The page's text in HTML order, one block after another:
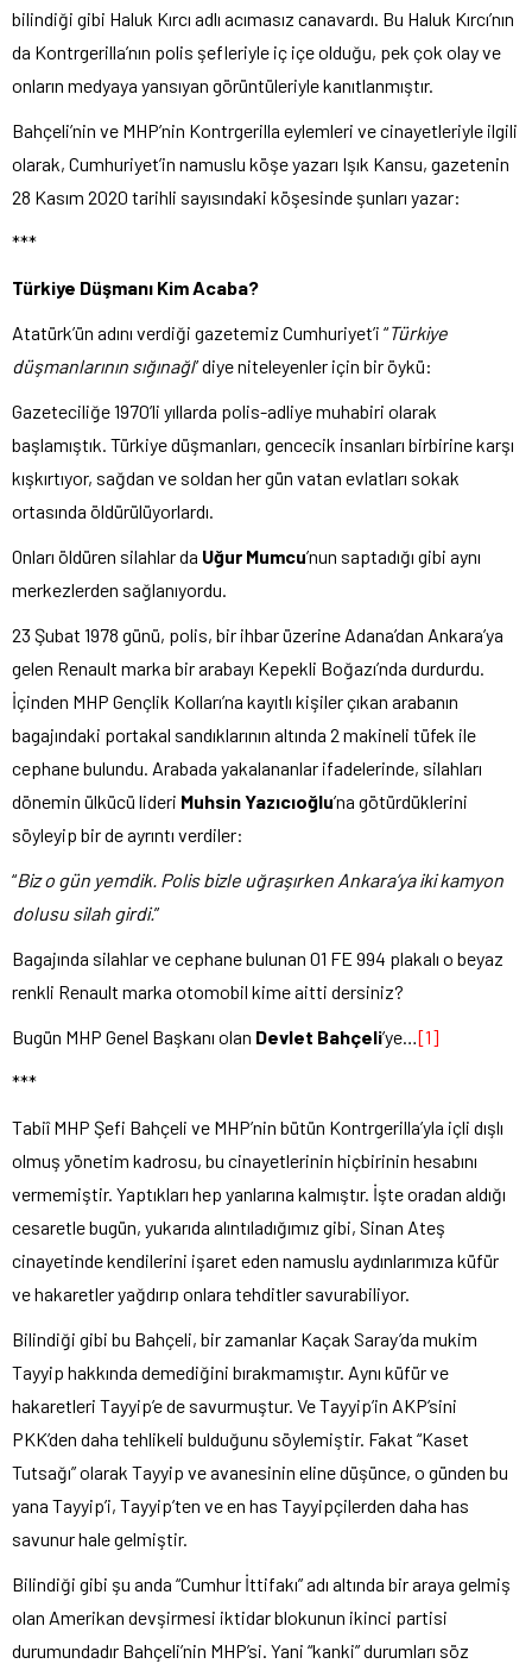
bilindiği gibi Haluk Kırcı adlı acımasız canavardı. Bu Haluk Kırcı’nın
da Kontrgerilla’nın polis şefleriyle iç içe olduğu, pek çok olay ve
onların medyaya yansıyan görüntüleriyle kanıtlanmıştır.
Bahçeli’nin ve MHP’nin Kontrgerilla eylemleri ve cinayetleriyle ilgili
olarak, Cumhuriyet’in namuslu köşe yazarı Işık Kansu, gazetenin
28 Kasım 2020 tarihli sayısındaki köşesinde şunları yazar:
***
Türkiye Düşmanı Kim Acaba?
Atatürk’ün adını verdiği gazetemiz Cumhuriyet’i “Türkiye
düşmanlarının sığınağı” diye niteleyenler için bir öykü:
Gazeteciliğe 1970’li yıllarda polis-adliye muhabiri olarak
başlamıştık. Türkiye düşmanları, gencecik insanları birbirine karşı
kışkırtıyor, sağdan ve soldan her gün vatan evlatları sokak
ortasında öldürülüyorlardı.
Onları öldüren silahlar da Uğur Mumcu’nun saptadığı gibi aynı
merkezlerden sağlanıyordu.
23 Şubat 1978 günü, polis, bir ihbar üzerine Adana’dan Ankara’ya
gelen Renault marka bir arabayı Kepekli Boğazı’nda durdurdu.
İçinden MHP Gençlik Kolları’na kayıtlı kişiler çıkan arabanın
bagajındaki portakal sandıklarının altında 2 makineli tüfek ile
cephane bulundu. Arabada yakalananlar ifadelerinde, silahları
dönemin ülkücü lideri Muhsin Yazıcıoğlu’na götürdüklerini
söyleyip bir de ayrıntı verdiler:
“Biz o gün yemdik. Polis bizle uğraşırken Ankara’ya iki kamyon
dolusu silah girdi.”
Bagajında silahlar ve cephane bulunan 01 FE 994 plakalı o beyaz
renkli Renault marka otomobil kime aitti dersiniz?
Bugün MHP Genel Başkanı olan Devlet Bahçeli’ye…[1]
***
Tabiî MHP Şefi Bahçeli ve MHP’nin bütün Kontrgerilla’yla içli dışlı
olmuş yönetim kadrosu, bu cinayetlerinin hiçbirinin hesabını
vermemiştir. Yaptıkları hep yanlarına kalmıştır. İşte oradan aldığı
cesaretle bugün, yukarıda alıntıladığımız gibi, Sinan Ateş
cinayetinde kendilerini işaret eden namuslu aydınlarımıza küfür
ve hakaretler yağdırıp onlara tehditler savurabiliyor.
Bilindiği gibi bu Bahçeli, bir zamanlar Kaçak Saray’da mukim
Tayyip hakkında demediğini bırakmamıştır. Aynı küfür ve
hakaretleri Tayyip’e de savurmuştur. Ve Tayyip’in AKP’sini
PKK’den daha tehlikeli bulduğunu söylemiştir. Fakat “Kaset
Tutsağı” olarak Tayyip ve avanesinin eline düşünce, o günden bu
yana Tayyip’i, Tayyip’ten ve en has Tayyipçilerden daha has
savunur hale gelmiştir.
Bilindiği gibi şu anda “Cumhur İttifakı” adı altında bir araya gelmiş
olan Amerikan devşirmesi iktidar blokunun ikinci partisi
durumundadır Bahçeli’nin MHP’si. Yani “kanki” durumları söz